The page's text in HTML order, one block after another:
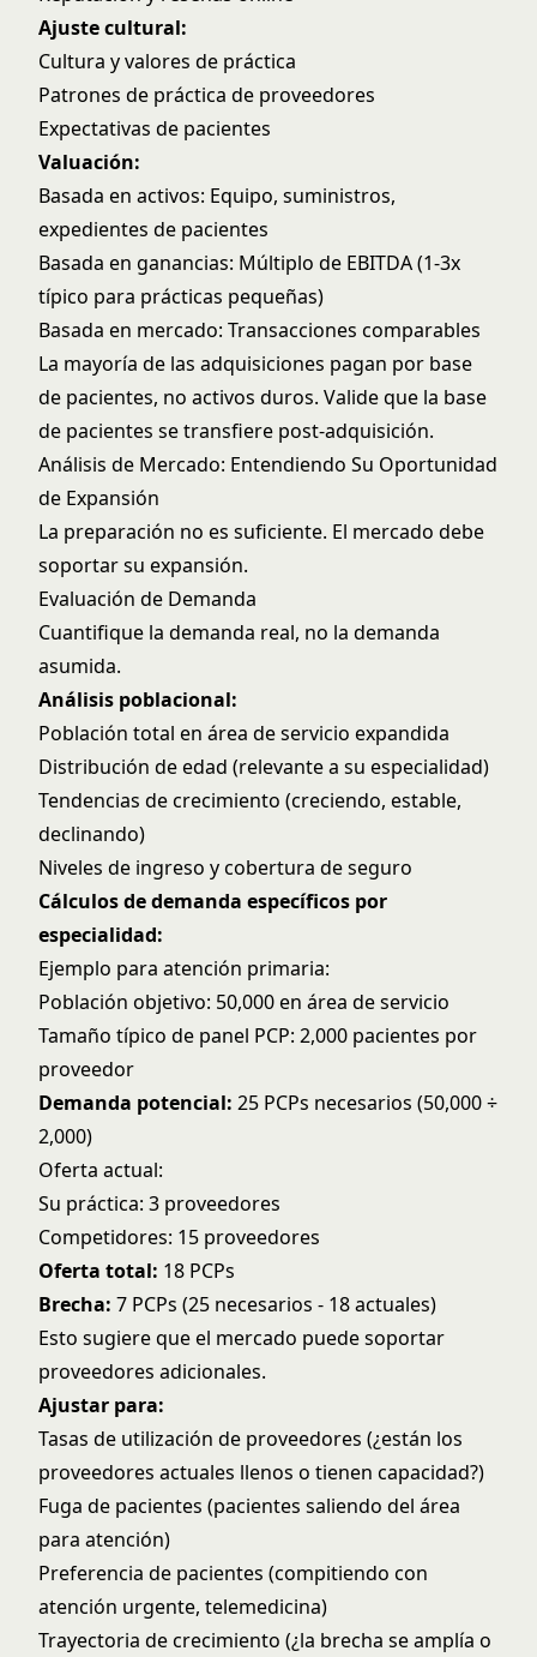
Ajuste cultural:
Cultura y valores de práctica
Patrones de práctica de proveedores
Expectativas de pacientes
Valuación:
Basada en activos: Equipo, suministros,
expedientes de pacientes
Basada en ganancias: Múltiplo de EBITDA (1-3x
típico para prácticas pequeñas)
Basada en mercado: Transacciones comparables
La mayoría de las adquisiciones pagan por base
de pacientes, no activos duros. Valide que la base
de pacientes se transfiere post-adquisición.
Análisis de Mercado: Entendiendo Su Oportunidad
de Expansión
La preparación no es suficiente. El mercado debe
soportar su expansión.
Evaluación de Demanda
Cuantifique la demanda real, no la demanda
asumida.
Análisis poblacional:
Población total en área de servicio expandida
Distribución de edad (relevante a su especialidad)
Tendencias de crecimiento (creciendo, estable,
declinando)
Niveles de ingreso y cobertura de seguro
Cálculos de demanda específicos por
especialidad:
Ejemplo para atención primaria:
Población objetivo: 50,000 en área de servicio
Tamaño típico de panel PCP: 2,000 pacientes por
proveedor
Demanda potencial: 25 PCPs necesarios (50,000 ÷
2,000)
Oferta actual:
Su práctica: 3 proveedores
Competidores: 15 proveedores
Oferta total: 18 PCPs
Brecha: 7 PCPs (25 necesarios - 18 actuales)
Esto sugiere que el mercado puede soportar
proveedores adicionales.
Ajustar para:
Tasas de utilización de proveedores (¿están los
proveedores actuales llenos o tienen capacidad?)
Fuga de pacientes (pacientes saliendo del área
para atención)
Preferencia de pacientes (compitiendo con
atención urgente, telemedicina)
Trayectoria de crecimiento (¿la brecha se amplía o